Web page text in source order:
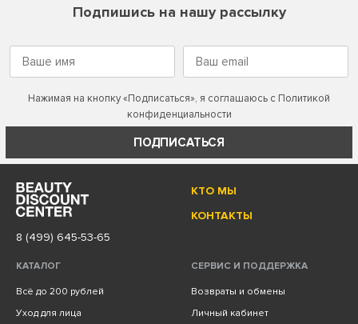
Подпишись на нашу рассылку
Нажимая на кнопку «Подписаться», я соглашаюсь с Политикой
конфиденциальности
ПОДПИСАТЬСЯ
КТО МЫ
КОНТАКТЫ
8 (499) 645-53-65
КАТАЛОГ
Всё до 200 рублей
Уход для лица
СЕРВИС И ПОДДЕРЖКА
Возвраты и обмены
Личный кабинет